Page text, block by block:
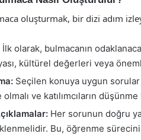
oluşturmak, bir dizi adım
İlk olarak, bulmacanın
kültürel değerleri veya
Seçilen konuya uygun sorular
ve katılımcıların
Her sorunun doğru
Bu, öğrenme